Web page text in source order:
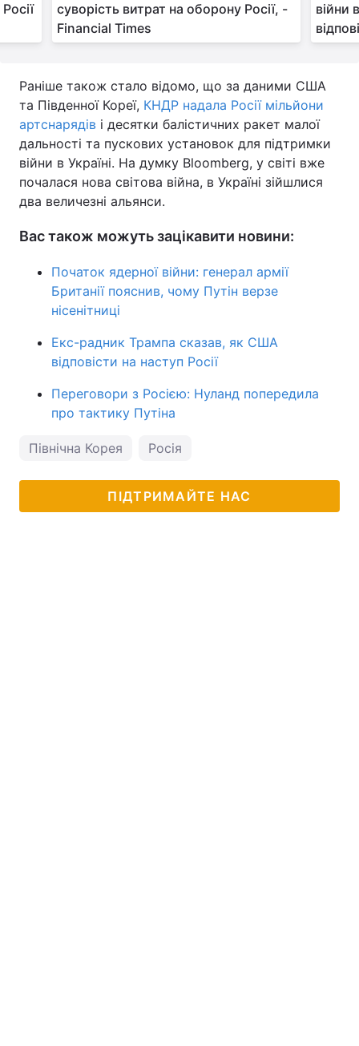
суворість витрат на оборону Росії, -
Financial Times
війни
Раніше також стало відомо, що за даними США
та Південної Кореї, КНДР надала Росії мільйони
артснарядів і десятки балістичних ракет малої
дальності та пускових установок для підтримки
війни в Україні. На думку Bloomberg, у світі вже
почалася нова світова війна, в Україні зійшлися
два величезні альянси.
Вас також можуть зацікавити новини:
Початок ядерної війни: генерал армії
Британії пояснив, чому Путін верзе
нісенітниці
Екс-радник Трампа сказав, як США
відповісти на наступ Росії
Переговори з Росією: Нуланд попередила
про тактику Путіна
Північна Корея Росія
ПІДТРИМАЙТЕ НАС